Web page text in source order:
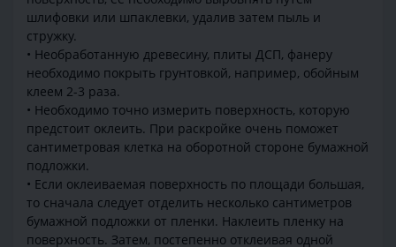
шлифовки или шпаклевки, удалив затем пыль и
стружку.
• Необработанную древесину, плиты ДСП, фанеру
необходимо покрыть грунтовкой, например, обойным
клеем 2-3 раза.
• Необходимо точно измерить поверхность, которую
предстоит оклеить. При раскройке очень поможет
сантиметровая клетка на оборотной стороне бумажной
подложки.
• Если оклеиваемая поверхность по площади большая,
то сначала следует отделить несколько сантиметров
бумажной подложки от пленки. Наклеить пленку на
поверхность. Затем, постепенно отклеивая одной